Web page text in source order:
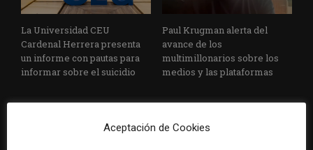
La Universidad CEU
Cardenal Herrera presenta
un informe con pautas para
informar sobre el suicidio
Paul Krugman alerta del
avance de los
multimillonarios sobre los
medios y las plataformas
Aceptación de Cookies